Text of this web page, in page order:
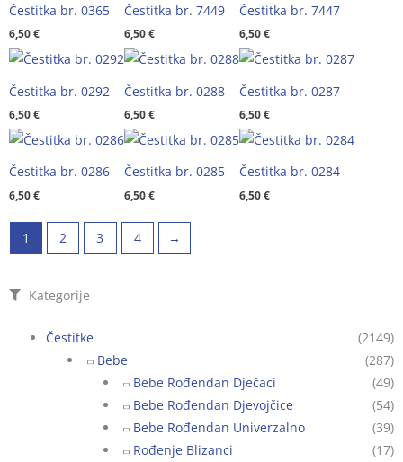
Kategorije
Čestitke
(2149)
Bebe
(287)
Bebe Rođendan Dječaci
(49)
Bebe Rođendan Djevojčice
(54)
Bebe Rođendan Univerzalno
(39)
Rođenje Blizanci
(17)
Čestitka br. 0365
6,50€
Čestitka br. 7449
6,50€
Čestitka br. 7447
6,50€
Čestitka br. 0292
6,50€
Čestitka br. 0288
6,50€
Čestitka br. 0287
6,50€
Čestitka br. 0286
6,50€
Čestitka br. 0285
6,50€
Čestitka br. 0284
6,50€
1 2 3 4 →